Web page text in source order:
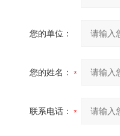
您的单位：
您的姓名：
联系电话：